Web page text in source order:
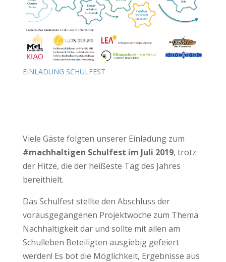
EINLADUNG SCHULFEST
Viele Gäste folgten unserer Einladung zum
#machhaltigen Schulfest im Juli 2019, trotz
der Hitze, die der heißeste Tag des Jahres
bereithielt.
Das Schulfest stellte den Abschluss der
vorausgegangenen Projektwoche zum Thema
Nachhaltigkeit dar und sollte mit allen am
Schulleben Beteiligten ausgiebig gefeiert
werden! Es bot die Möglichkeit, Ergebnisse aus